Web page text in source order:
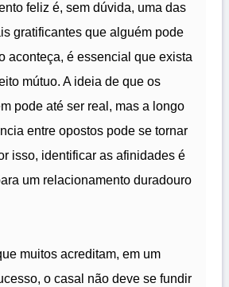
feliz é, sem dúvida, uma das
gratificantes que alguém pode
aconteça, é essencial que exista
mútuo. A ideia de que os
pode até ser real, mas a longo
entre opostos pode se tornar
isso, identificar as afinidades é
um relacionamento duradouro
muitos acreditam, em um
o casal não deve se fundir